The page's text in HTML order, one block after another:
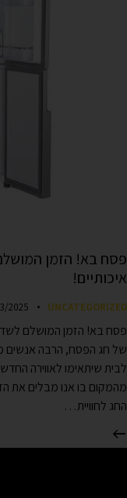
פסח בא! הזמן
איכותיים!
UNCATEGORIZED
2025
פסח בא! הזמן המושלם
של חג הפסח, הרבה אנשים
לבית שיתאימו לאווירה
מהמקום בו אנו מבלים את
החג לחוויית…